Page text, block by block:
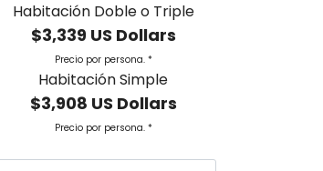
Habitación Doble o Triple
$3,339 US Dollars
Precio por persona. *
Habitación Simple
$3,908 US Dollars
Precio por persona. *